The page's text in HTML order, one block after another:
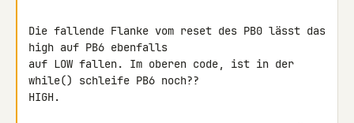
Die fallende Flanke vom reset des PB0 lässt das
high auf PB6 ebenfalls
auf LOW fallen. Im oberen code, ist in der
while() schleife PB6 noch??
HIGH.